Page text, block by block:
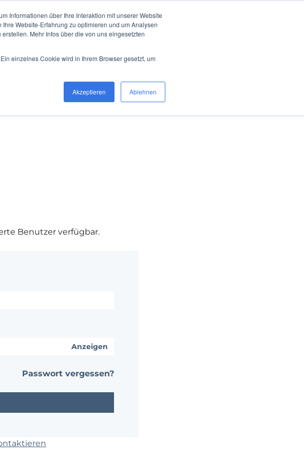
Informationen über Ihre Interaktion mit unserer Website
Website-Erfahrung zu optimieren und um Analysen
Mehr Infos über die von uns eingesetzten
einzelnes Cookie wird in Ihrem Browser gesetzt, um
Akzeptieren Ablehnen
Benutzer verfügbar.
Anzeigen
Passwort vergessen?